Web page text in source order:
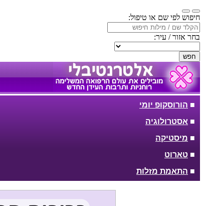
חיפוש לפי שם או טיפול:
בחר אזור / עיר:
חפש
■ הורוסקופ יומי
■ אסטרולוגיה
■ מיסטיקה
■ טארוט
■ התאמת מזלות